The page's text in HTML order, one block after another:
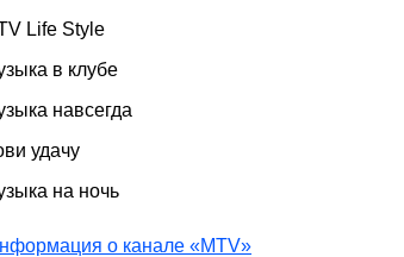
Life Style
в клубе
навсегда
удачу
на ночь
о канале «MTV»